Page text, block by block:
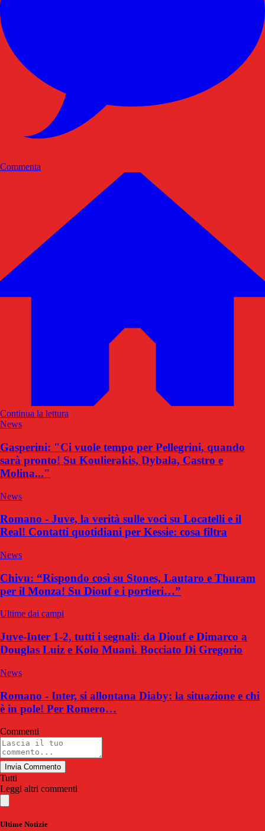
Commenta
Continua la lettura
News
Gasperini: "Ci vuole tempo per Pellegrini, quando
sarà pronto! Su Koulierakis, Dybala, Castro e
Molina..."
News
Romano - Juve, la verità sulle voci su Locatelli e il
Real! Contatti quotidiani per Kessie: cosa filtra
News
Chivu: “Rispondo così su Stones, Lautaro e Thuram
per il Monza! Su Diouf e i portieri…”
Ultime dai campi
Juve-Inter 1-2, tutti i segnali: da Diouf e Dimarco a
Douglas Luiz e Kolo Muani. Bocciato Di Gregorio
News
Romano - Inter, si allontana Diaby: la situazione e chi
è in pole! Per Romero…
Commenti
Invia Commento
Tutti
Leggi altri commenti
Ultime Notizie